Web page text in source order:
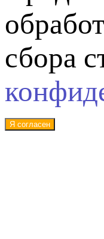
сбора
Я согласен